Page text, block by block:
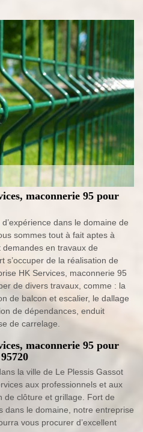
maconnerie 95 pour
dans le domaine de
sommes tout à fait aptes à
en travaux de
s’occuper de la réalisation de
HK Services, maconnerie 95
de divers travaux, comme : la
de balcon et escalier, le dallage
de dépendances, enduit
de carrelage.
maconnerie 95 pour
la ville de Le Plessis Gassot
aux professionnels et aux
de clôture et grillage. Fort de
dans le domaine, notre entreprise
vous procurer d’excellent